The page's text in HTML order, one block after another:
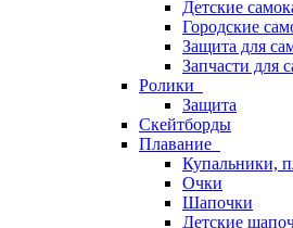
Детские
Городские
Защита для
Запчасти для
Ролики
Защита
Скейтборды
Плавание
Купальники,
Очки
Шапочки
Детские